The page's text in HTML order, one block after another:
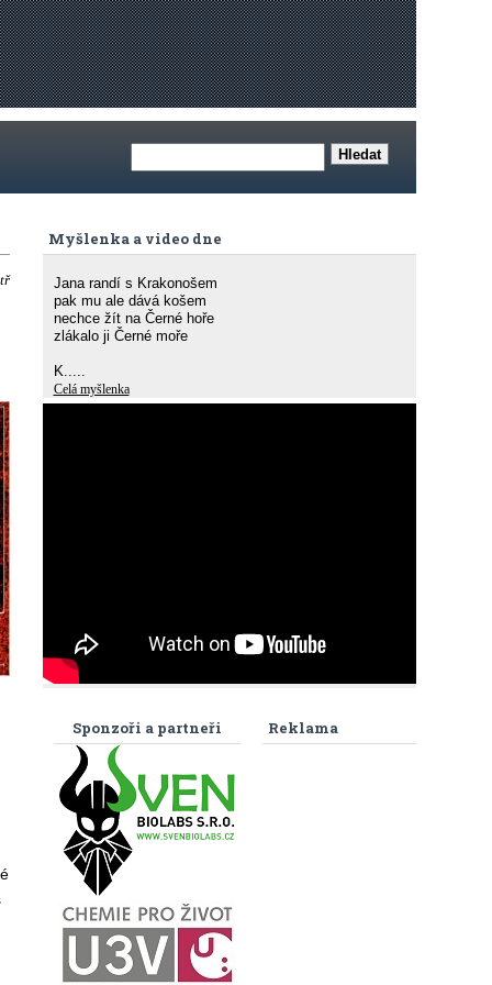
Myšlenka a video dne
Jana randí s Krakonošem
pak mu ale dává košem
nechce žít na Černé hoře
zlákalo ji Černé moře
K.....
Celá myšlenka
Reklama
Sponzoři a partneři